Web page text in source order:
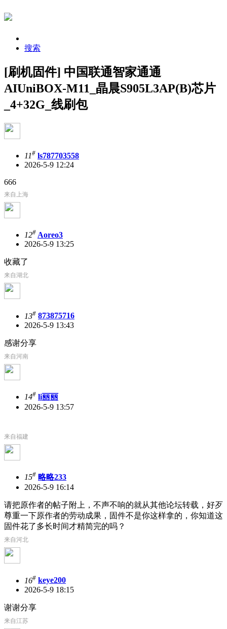
搜索
[刷机固件] 中国联通智家通通
AIUniBOX-M11_晶晨S905L3AP(B)芯片
_4+32G_线刷包
11# ls787703558
2026-5-9 12:24
666
来自上海
12# Aoreo3
2026-5-9 13:25
收藏了
来自湖北
13# 873875716
2026-5-9 13:43
感谢分享
来自河南
14# li丽丽
2026-5-9 13:57
来自福建
15# 略略233
2026-5-9 16:14
请把原作者的帖子附上，不声不响的就从其他论坛转载，好歹
尊重一下原作者的劳动成果，固件不是你这样拿的，你知道这
固件花了多长时间才精简完的吗？
来自河北
16# keye200
2026-5-9 18:15
谢谢分享
来自江苏